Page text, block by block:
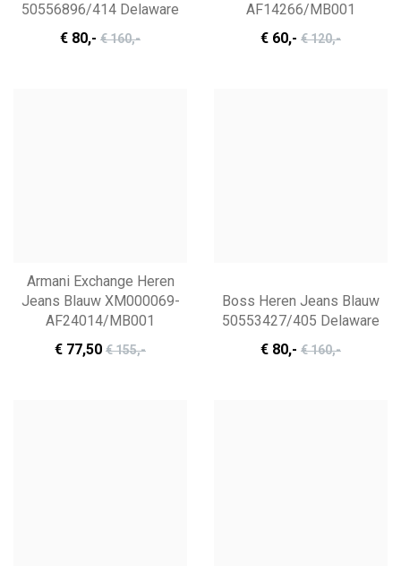
50556896/414 Delaware
€ 80,- € 160,-
AF14266/MB001
€ 60,- € 120,-
Armani Exchange Heren
Jeans Blauw XM000069-
AF24014/MB001
€ 77,50 € 155,-
Boss Heren Jeans Blauw
50553427/405 Delaware
€ 80,- € 160,-